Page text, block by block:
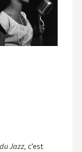
Jazz, c’est